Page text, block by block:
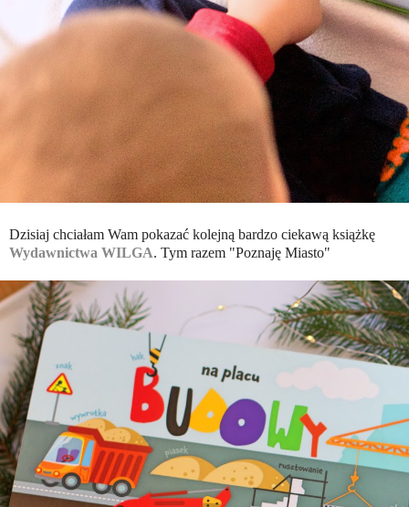
Dzisiaj chciałam Wam pokazać kolejną bardzo ciekawą książkę
Wydawnictwa WILGA. Tym razem "Poznaję Miasto"